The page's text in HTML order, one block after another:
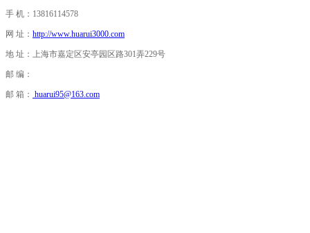
手 机：13816114578
网 址： http://www.huarui3000.com
地 址：上海市嘉定区安亭园区路301弄229号
邮 编：
邮 箱： huarui95@163.com